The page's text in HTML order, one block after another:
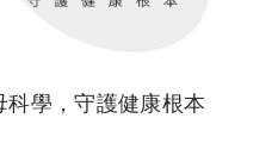
科學，守護健康根本
會員辦法
活動訊息